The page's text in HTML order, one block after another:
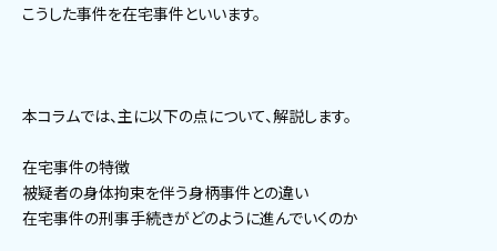
こうした事件を在宅事件といいます。
本コラムでは、主に以下の点について、解説します。
在宅事件の特徴
被疑者の身体拘束を伴う身柄事件との違い
在宅事件の刑事手続きがどのように進んでいくのか